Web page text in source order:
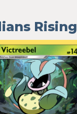
Rising